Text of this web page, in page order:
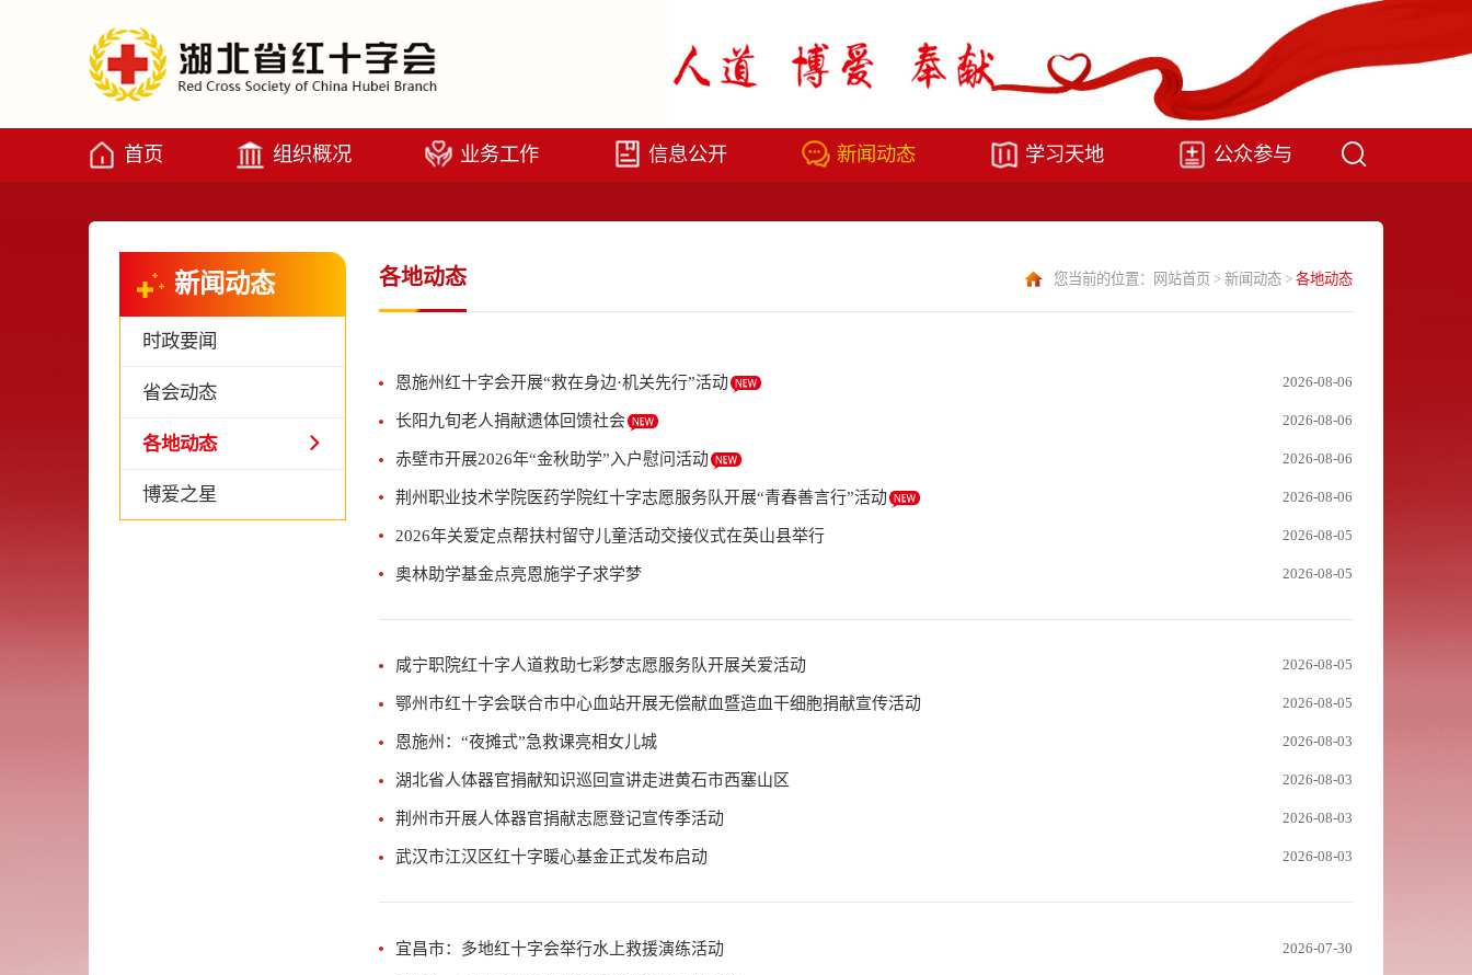
首页 组织概况 业务工作 信息公开 新闻动态 学习天地 公众参与
新闻动态
时政要闻
省会动态
各地动态
博爱之星
各地动态 您当前的位置： 网站首页 >新闻动态 >各地动态
恩施州红十字会开展“救在身边·机关先行”活动 2026-08-06
长阳九旬老人捐献遗体回馈社会 2026-08-06
赤壁市开展2026年“金秋助学”入户慰问活动 2026-08-06
荆州职业技术学院医药学院红十字志愿服务队开展“青春善言行”活动 2026-08-06
2026年关爱定点帮扶村留守儿童活动交接仪式在英山县举行 2026-08-05
奥林助学基金点亮恩施学子求学梦 2026-08-05
咸宁职院红十字人道救助七彩梦志愿服务队开展关爱活动 2026-08-05
鄂州市红十字会联合市中心血站开展无偿献血暨造血干细胞捐献宣传活动 2026-08-05
恩施州：“夜摊式”急救课亮相女儿城 2026-08-03
湖北省人体器官捐献知识巡回宣讲走进黄石市西塞山区 2026-08-03
荆州市开展人体器官捐献志愿登记宣传季活动 2026-08-03
武汉市江汉区红十字暖心基金正式发布启动 2026-08-03
宜昌市：多地红十字会举行水上救援演练活动 2026-07-30